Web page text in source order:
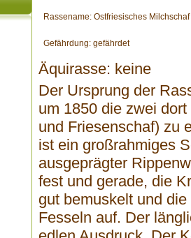
Rassename: Ostfriesisches Milchschaf
Gefährdung: gefährdet
Äquirasse: keine
Der Ursprung der
um 1850 die zwei
und Friesenschaf) zu
ist ein großrahmiges
ausgeprägter
fest und gerade, die
gut bemuskelt und
Fesseln auf. Der